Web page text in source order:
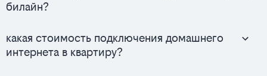
билайн?
какая стоимость подключения домашнего
интернета в квартиру?